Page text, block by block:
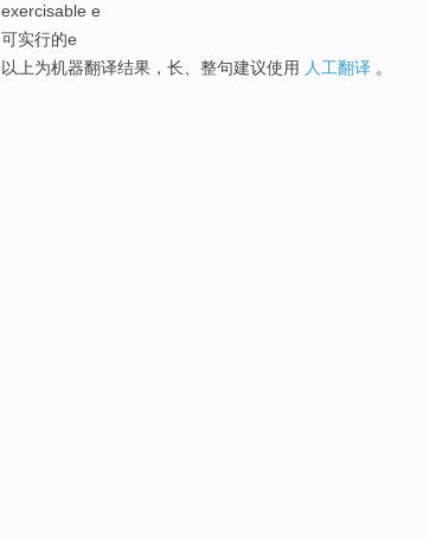
exercisable e
可实行的e
以上为机器翻译结果，长、整句建议使用 人工翻译 。